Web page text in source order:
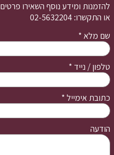
להזמנות ומידע נוסף השאירו פרטים
או התקשרו: 02-5632204
שם מלא *
טלפון / נייד *
כתובת אימייל *
הודעה